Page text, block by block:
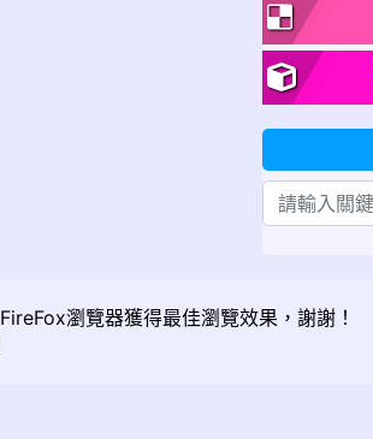
FireFox瀏覽器獲得最佳瀏覽效果，謝謝！